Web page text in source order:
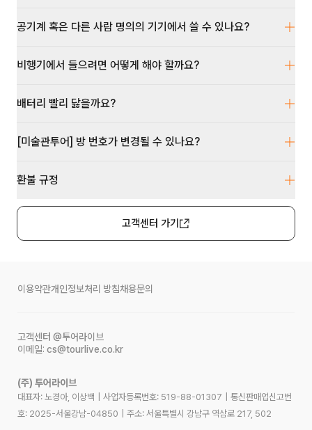
공기계 혹은 다른 사람 명의의 기기에서 쓸 수 있나요?
비행기에서 들으려면 어떻게 해야 할까요?
배터리 빨리 닳을까요?
[미술관투어] 방 번호가 변경될 수 있나요?
환불 규정
고객센터 가기
이용약관개인정보처리 방침채용문의
고객센터 @투어라이브
이메일: cs@tourlive.co.kr
(주) 투어라이브
대표자: 노경아, 이상백 사업자등록번호: 519-88-01307
통신판매업신고번
호: 2025-서울강남-04850 주소: 서울특별시 강남구 역삼로 217, 502